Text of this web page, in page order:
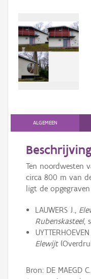
Gebeurtenis
Persoon of collectief
Downloads
AanmeldenALGEMEEN
Ten noordwesten
circa 800 m van
ligt de
LAUWERS J.,
Rubenskasteel,
Elewijt
Bron: DE MAEGD